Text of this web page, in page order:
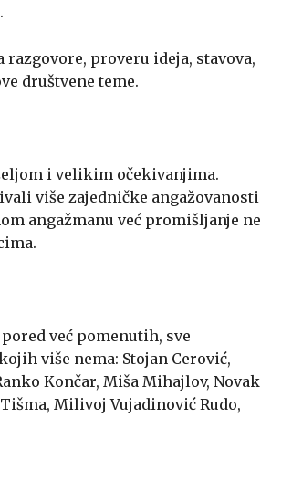
proveru ideja, stavova,
društvene teme.
i velikim očekivanjima.
više zajedničke angažovanosti
angažmanu već promišljanje ne
već pomenutih, sve
više nema: Stojan Cerović,
Končar, Miša Mihajlov, Novak
Milivoj Vujadinović Rudo,